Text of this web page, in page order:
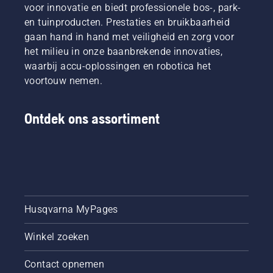
laat
gedijen,
ook als
het erg
warm is.
Om in de
juiste
komen,
naar
onze
het hele
een
het
gebruik,
waardoor
kunt
voor innovatie en biedt professionele bos-, park-
en tuinproducten. Prestaties en bruikbaarheid
gaan hand in hand met veiligheid en zorg voor
het milieu in onze baanbrekende innovaties,
waarbij accu-oplossingen en robotica het
voortouw nemen.
Ontdek ons assortiment
Husqvarna MyPages
Winkel zoeken
Contact opnemen